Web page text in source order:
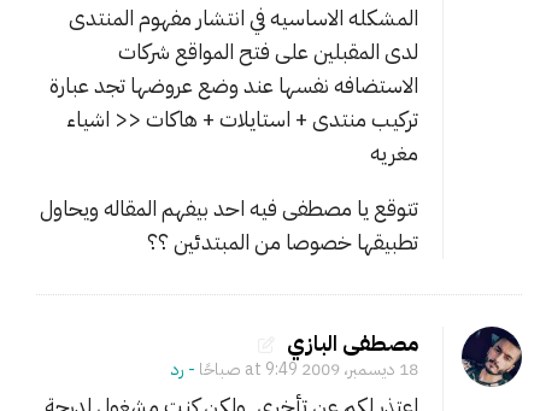
المشكله الاساسيه في انتشار مفهوم المنتدى
لدى المقبلين على فتح المواقع شركات
الاستضافه نفسها عند وضع عروضها تجد عبارة
تركيب منتدى + استايلات + هاكات << اشياء
مغريه
تتوقع يا مصطفى فيه احد بيفهم المقاله ويحاول
تطبيقها خصوصا من المبتدئين ؟؟
مصطفى البازي
18 ديسمبر، 2009 at 9:49 صباحًا - ‎رد